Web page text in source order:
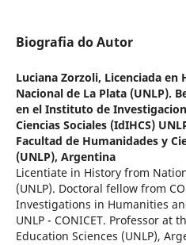
Biografia do Autor
Luciana Zorzoli, Licenciada en
Nacional de La Plata (UNLP).
en el Instituto de
Ciencias Sociales (IdIHCS)
Facultad de Humanidades y
(UNLP), Argentina
Licentiate in History from
(UNLP). Doctoral fellow from
Investigations in Humanities
UNLP - CONICET. Professor at
Education Sciences (UNLP),